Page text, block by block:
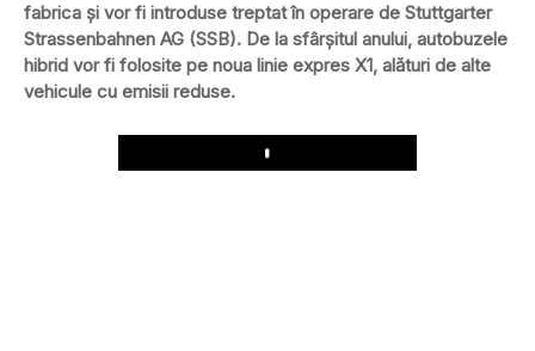
fabrica și vor fi introduse treptat în operare de Stuttgarter
Strassenbahnen AG (SSB). De la sfârșitul anului, autobuzele
hibrid vor fi folosite pe noua linie expres X1, alături de alte
vehicule cu emisii reduse.
Play